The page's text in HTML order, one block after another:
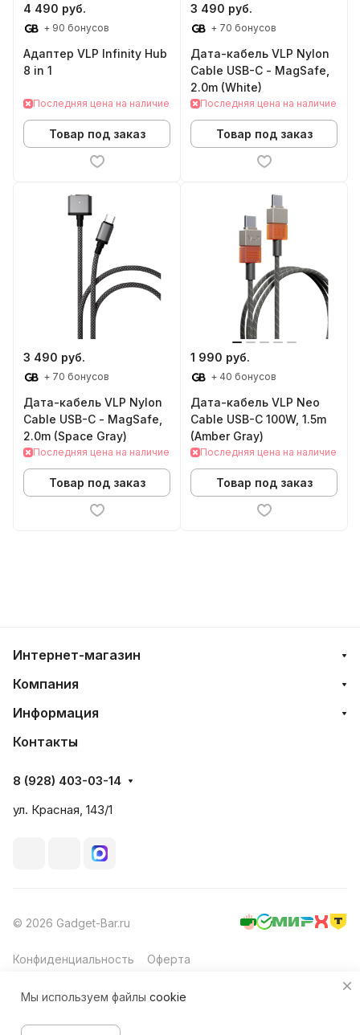
4 490 руб.
+ 90 бонусов
Адаптер VLP Infinity Hub
8 in 1
Последняя цена на наличие
Товар под заказ
3 490 руб.
+ 70 бонусов
Дата-кабель VLP Nylon
Cable USB-C - MagSafe,
2.0m (White)
Последняя цена на наличие
Товар под заказ
3 490 руб.
+ 70 бонусов
Дата-кабель VLP Nylon
Cable USB-C - MagSafe,
2.0m (Space Gray)
Последняя цена на наличие
Товар под заказ
1 990 руб.
+ 40 бонусов
Дата-кабель VLP Neo
Cable USB-C 100W, 1.5m
(Amber Gray)
Последняя цена на наличие
Товар под заказ
Интернет-магазин
Компания
Информация
Контакты
8 (928) 403-03-14
ул. Красная, 143/1
© 2026 Gadget-Bar.ru
Конфиденциальность Оферта
Мы используем файлы cookie